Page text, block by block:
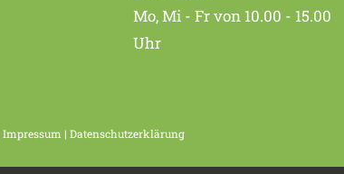
Mo, Mi - Fr von 10.00 - 15.00
Uhr
Impressum | Datenschutzerklärung